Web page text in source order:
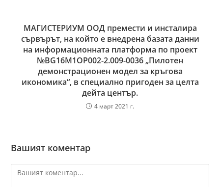
МАГИСТЕРИУМ ООД премести и инсталира
сървърът, на който е внедрена базата данни
на информационната платформа по проект
№BG16M1OP002-2.‎009-0036 „Пилотен
демонстрационен модел за кръгова
икономика“, в специално пригоден за целта
дейта център.
4 март 2021 г.
Вашият коментар